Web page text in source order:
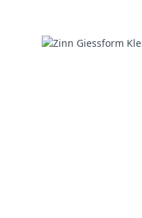
Bildergalerie überspringen